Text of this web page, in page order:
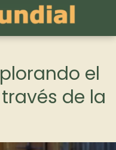
el
de la